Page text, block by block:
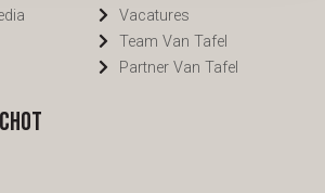
Vacatures
Team Van Tafel
Partner Van Tafel